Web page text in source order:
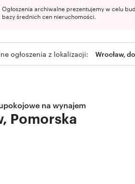
Ogłoszenia archiwalne prezentujemy w celu
bazy średnich cen nieruchomości.
ogłoszenia z lokalizacji: Wrocław,
na wynajem
Pomorska